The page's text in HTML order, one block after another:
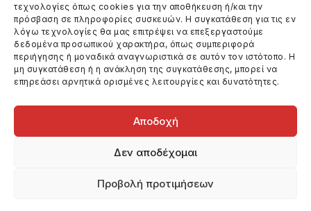
τεχνολογίες όπως cookies για την αποθήκευση ή/και την
πρόσβαση σε πληροφορίες συσκευών. Η συγκατάθεση για τις εν
λόγω τεχνολογίες θα μας επιτρέψει να επεξεργαστούμε
δεδομένα προσωπικού χαρακτήρα, όπως συμπεριφορά
περιήγησης ή μοναδικά αναγνωριστικά σε αυτόν τον ιστότοπο. Η
μη συγκατάθεση ή η ανάκληση της συγκατάθεσης, μπορεί να
επηρεάσει αρνητικά ορισμένες λειτουργίες και δυνατότητες.
Αποδοχή
Δεν αποδέχομαι
Προβολή προτιμήσεων
Πολιτική Cookies (ΕΕ)
Στοιχεία Επικοινωνίας
Καλεσέ μας
(+30) 6974123481
Στείλε μας email
info@filmandtheater.gr
Copyright 2026 Filmandtheater / All rights reserved